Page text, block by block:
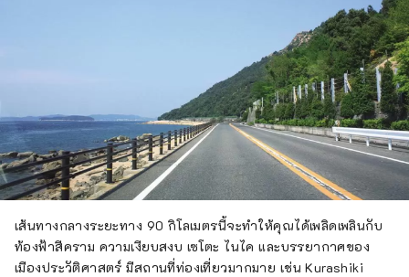
เส้นทางกลางระยะทาง 90 กิโลเมตรนี้จะทำให้คุณได้เพลิดเพลินกับ
ท้องฟ้าสีคราม ความเงียบสงบ เซโตะ ไนไค และบรรยากาศของ
เมืองประวัติศาสตร์ มีสถานที่ท่องเที่ยวมากมาย เช่น Kurashiki